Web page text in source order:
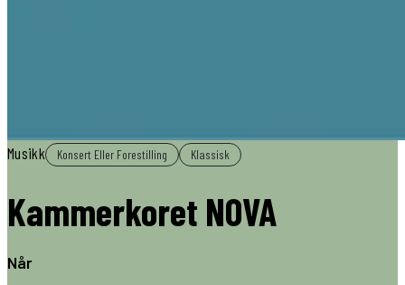
Musikk Konsert Eller Forestilling Klassisk
Kammerkoret NOVA
Når